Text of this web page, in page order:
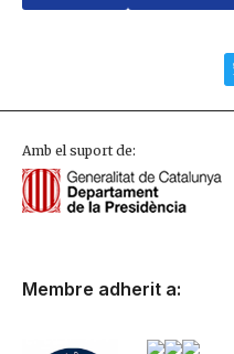
Amb el suport de:
Membre adherit a: